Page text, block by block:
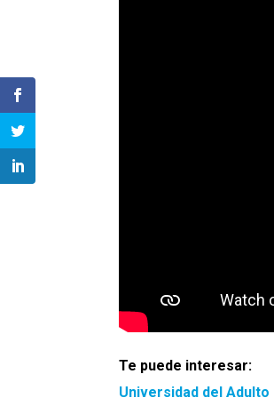
Te puede interesar:
Universidad del